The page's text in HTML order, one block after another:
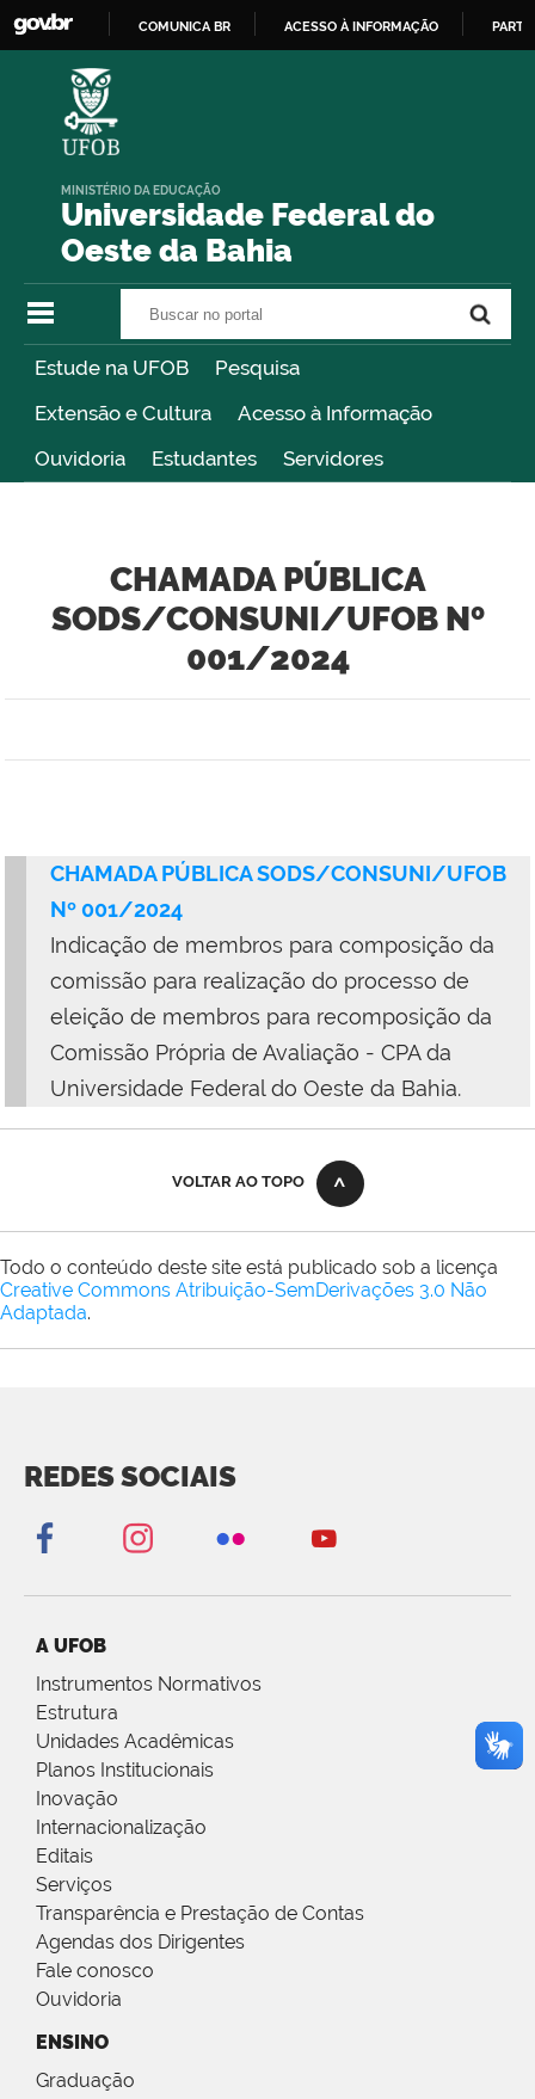
COMUNICA BR ACESSO À INFORMAÇÃO
Universidade Federal do
Oeste da Bahia
MINISTÉRIO DA EDUCAÇÃO
Estude na UFOB
Pesquisa
Extensão e Cultura
Acesso à Informação
Ouvidoria
Estudantes Servidores
CHAMADA PÚBLICA
SODS/CONSUNI/UFOB Nº
001/2024
CHAMADA PÚBLICA SODS/CONSUNI/UFOB
Nº 001/2024
Indicação de membros para composição da
comissão para realização do processo de
eleição de membros para recomposição da
Comissão Própria de Avaliação - CPA da
Universidade Federal do Oeste da Bahia.
VOLTAR AO TOPO
Todo o conteúdo deste site está publicado sob a licença
Creative Commons Atribuição-SemDerivações 3.0 Não
Adaptada.
REDES SOCIAIS
A UFOB
Instrumentos Normativos
Estrutura
Unidades Acadêmicas
Planos Institucionais
Inovação
Internacionalização
Editais
Serviços
Transparência e Prestação de Contas
Agendas dos Dirigentes
Fale conosco
Ouvidoria
ENSINO
Graduação